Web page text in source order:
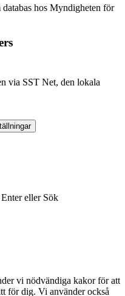
hos Myndigheten för
via SST Net, den lokala
eller Sök
vi nödvändiga kakor för att
för dig. Vi använder också